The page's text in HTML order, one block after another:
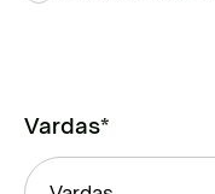
Vardas*